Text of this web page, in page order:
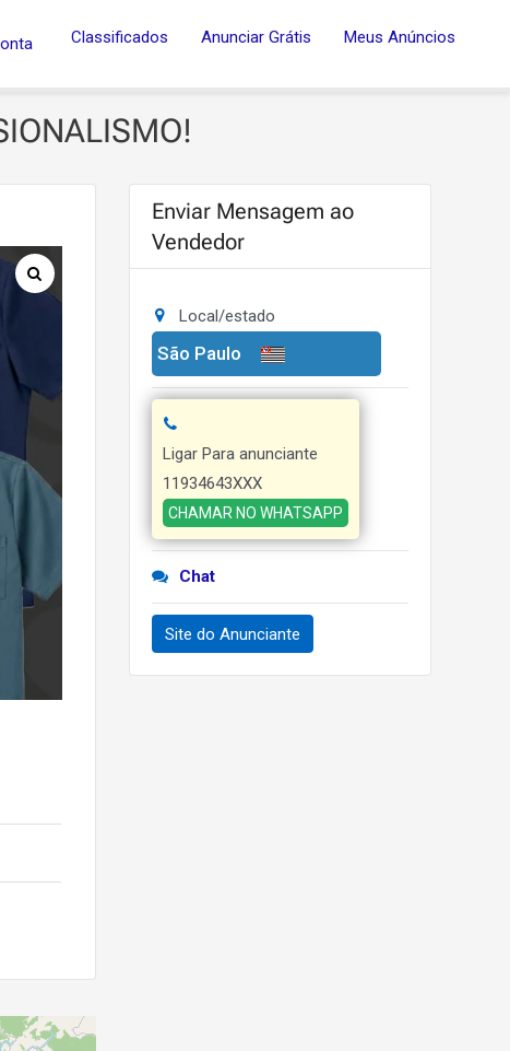
Classificados Anunciar Grátis Meus Anúncios
Enviar Mensagem ao
Vendedor
Local/estado
São Paulo
Ligar Para anunciante
11934643XXX
CHAMAR NO WHATSAPP
Chat
Site do Anunciante